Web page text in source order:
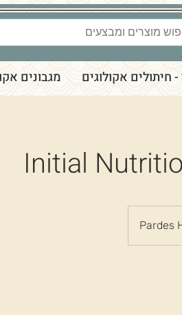
חיתולים אקולוגים מגבונים
Initial
Pardes